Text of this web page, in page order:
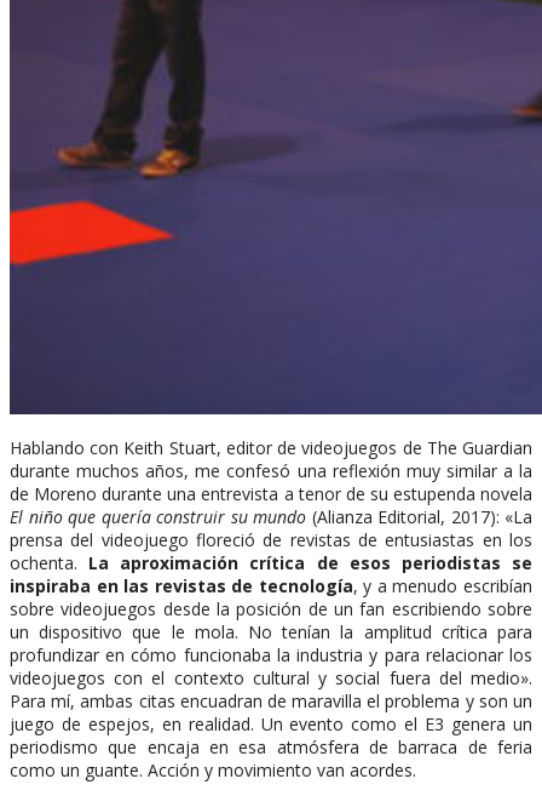
Hablando con Keith Stuart, editor de videojuegos de The Guardian
durante muchos años, me confesó una reflexión muy similar a la
de Moreno durante una entrevista a tenor de su estupenda novela
El niño que quería construir su mundo (Alianza Editorial, 2017): «La
prensa del videojuego floreció de revistas de entusiastas en los
ochenta. La aproximación crítica de esos periodistas se
inspiraba en las revistas de tecnología, y a menudo escribían
sobre videojuegos desde la posición de un fan escribiendo sobre
un dispositivo que le mola. No tenían la amplitud crítica para
profundizar en cómo funcionaba la industria y para relacionar los
videojuegos con el contexto cultural y social fuera del medio».
Para mí, ambas citas encuadran de maravilla el problema y son un
juego de espejos, en realidad. Un evento como el E3 genera un
periodismo que encaja en esa atmósfera de barraca de feria
como un guante. Acción y movimiento van acordes.